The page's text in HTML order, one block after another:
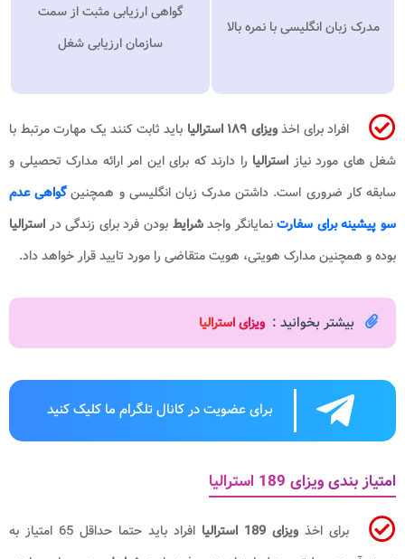
مدرک زبان انگلیسی با نمره بالا
گواهی ارزیابی مثبت از سمت
سازمان ارزیابی شغل
افراد برای اخذویزای ۱۸۹ استرالیا
باید ثابت کنند یک مهارت مرتبط با
شغل های مورد نیاز استرالیا را دارند که برای این امر ارائه مدارک تحصیلی و
سابقه کار ضروری است. داشتن مدرک زبان انگلیسی و همچنینگواهی عدم
سو پیشینه برای سفارتنمایانگر واجدشرایطبودن فرد برای زندگی دراسترالیا
بوده و همچنین مدارک هویتی، هویت متقاضی را مورد تایید قرار خواهد داد.
بیشتر بخوانید : ویزای استرالیا
برای عضویت در کانال تلگرام ما کلیک کنید
امتیاز بندی ویزای 189 استرالیا
برای اخذ ویزای 189 استرالیا
افراد باید حتما حداقل 65 امتیاز به